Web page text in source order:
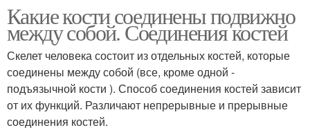
Какие кости соединены подвижно
между собой. Соединения костей
Скелет человека состоит из отдельных костей, которые
соединены между собой (все, кроме одной -
подъязычной кости ). Способ соединения костей зависит
от их функций. Различают непрерывные и прерывные
соединения костей.